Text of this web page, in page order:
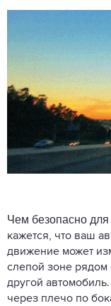
Чем безопасно
кажется, что ваш
движение может
слепой зоне рядом
другой
через плечо по